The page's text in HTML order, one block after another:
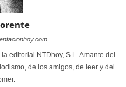
editorial NTDhoy, S.L. Amante del
de los amigos, de leer y del